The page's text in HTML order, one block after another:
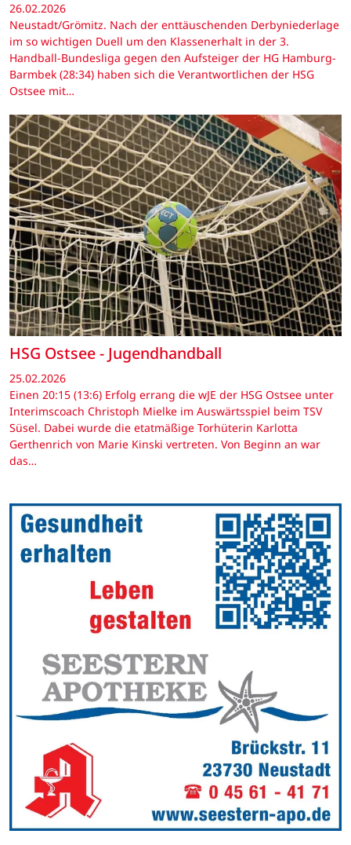
26.02.2026
Neustadt/Grömitz. Nach der enttäuschenden Derbyniederlage
im so wichtigen Duell um den Klassenerhalt in der 3.
Handball-Bundesliga gegen den Aufsteiger der HG Hamburg-
Barmbek (28:34) haben sich die Verantwortlichen der HSG
Ostsee mit…
HSG Ostsee - Jugendhandball
25.02.2026
Einen 20:15 (13:6) Erfolg errang die wJE der HSG Ostsee unter
Interimscoach Christoph Mielke im Auswärtsspiel beim TSV
Süsel. Dabei wurde die etatmäßige Torhüterin Karlotta
Gerthenrich von Marie Kinski vertreten. Von Beginn an war
das…